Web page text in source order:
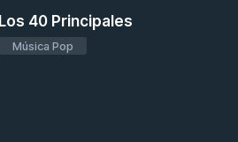
Los 40 Principales
Música Pop